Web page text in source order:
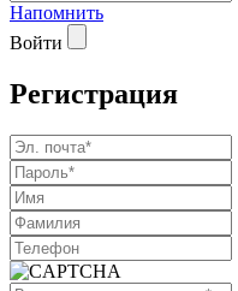
Напомнить
Войти
Регистрация